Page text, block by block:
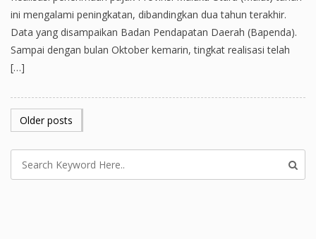
ini mengalami peningkatan, dibandingkan dua tahun terakhir.
Data yang disampaikan Badan Pendapatan Daerah (Bapenda).
Sampai dengan bulan Oktober kemarin, tingkat realisasi telah
[…]
POSTS
NAVIGATION
Older posts